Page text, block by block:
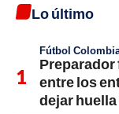
Lo último
Fútbol
entre los
dejar huella